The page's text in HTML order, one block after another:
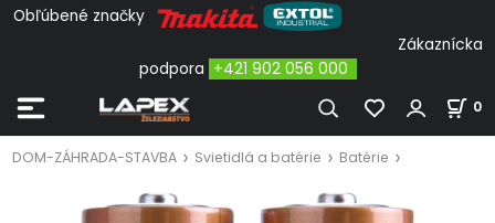
Obľúbené značky
Zákaznícka
podpora +421 902 056 000
0
DOM-ZÁHRADA-STAVBA Svietidlá a batérie Batérie